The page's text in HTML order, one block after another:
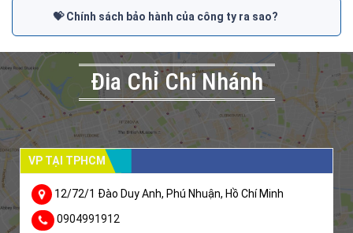
💝 Chính sách bảo hành của công ty ra sao?
Đia Chỉ Chi Nhánh
VP TẠI TPHCM
12/72/1 Đào Duy Anh, Phú Nhuận, Hồ Chí Minh
0904991912